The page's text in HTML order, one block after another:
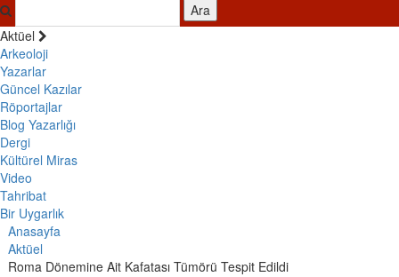
Ara
Aktüel
Arkeoloji
Yazarlar
Güncel Kazılar
Röportajlar
Blog Yazarlığı
Dergi
Kültürel Miras
Video
Tahribat
Bir Uygarlık
Anasayfa
Aktüel
Roma Dönemine Ait Kafatası Tümörü Tespit Edildi